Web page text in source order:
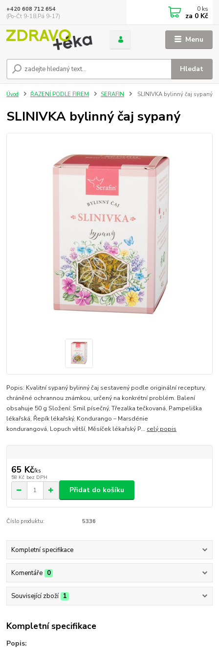
Menu
Hledat
+420 608 712 654
(Po-Čt 9-18,Pá 9-17)
0 ks
za 0 Kč
Úvod ŘAZENÍ PODLE FIREM SERAFIN SLINIVKA bylinný čaj sypaný
SLINIVKA bylinný čaj sypaný
Popis: Kvalitní sypaný bylinný čaj sestavený podle originální receptury,
chráněné ochrannou známkou, určený na konkrétní problém. Balení
obsahuje 50 g Složení: Smil písečný, Třezalka tečkovaná, Pampeliška
lékařská, Řepík lékařský, Kondurango – Marsdénie
kondurangová, Lopuch větší, Měsíček lékařský P... celý popis
65 Kč/ks
58 Kč bez DPH
Přidat do košíku
Číslo produktu: 5336
Kompletní specifikace
Komentáře 0
Související zboží 1
Kompletní specifikace
Popis: